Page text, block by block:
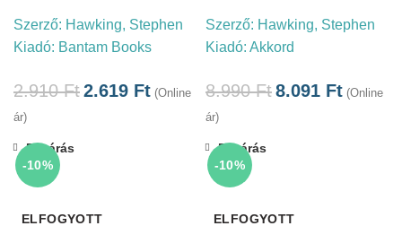
Szerző: Hawking, Stephen
Kiadó: Bantam Books
2.910Ft2.619 Ft (Online
ár)
Szerző: Hawking, Stephen
Kiadó: Akkord
8.990Ft8.091 Ft (Online
ár)
-10%
ELFOGYOTT
Bezárás
-10%
ELFOGYOTT
Bezárás